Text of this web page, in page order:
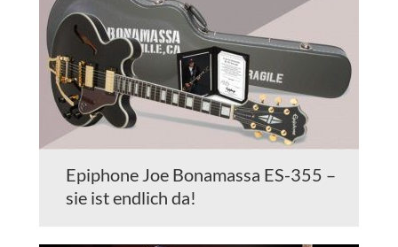
Epiphone Joe Bonamassa ES-355 –
sie ist endlich da!